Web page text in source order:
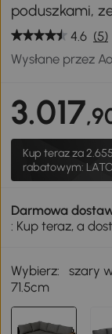
poduszkami,
4.6 (5)
Wysłane przez
3.017
Kup teraz za
rabatowym:
Darmowa
: Kup teraz, a
Wybierz:
szary
71.5cm